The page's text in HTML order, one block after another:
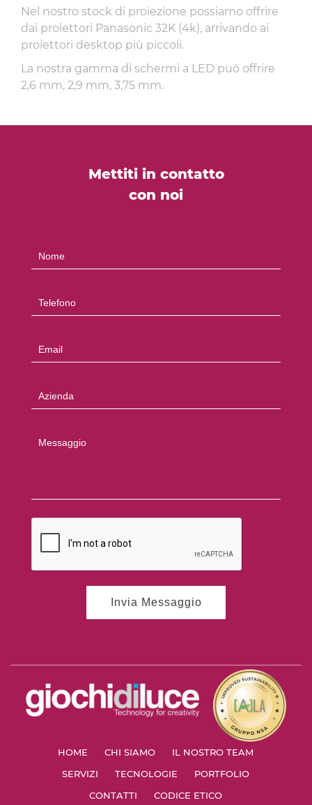
Nel nostro stock di proiezione possiamo offrire
dai proiettori Panasonic 32K (4k), arrivando ai
proiettori desktop più piccoli.
La nostra gamma di schermi a LED può offrire
2,6 mm, 2,9 mm, 3,75 mm.
Mettiti in contatto
con noi
HOME CHI SIAMO
IL NOSTRO TEAM
SERVIZI
TECNOLOGIE
PORTFOLIO
CONTATTI
CODICE ETICO